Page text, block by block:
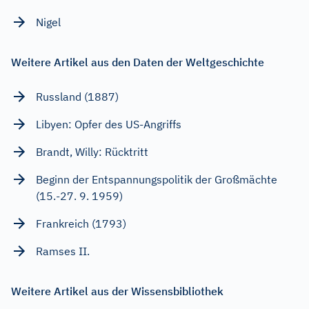
Nigel
Weitere Artikel aus den Daten der Weltgeschichte
Russland (1887)
Libyen: Opfer des US-Angriffs
Brandt, Willy: Rücktritt
Beginn der Entspannungspolitik der Großmächte
(15.-27. 9. 1959)
Frankreich (1793)
Ramses II.
Weitere Artikel aus der Wissensbibliothek